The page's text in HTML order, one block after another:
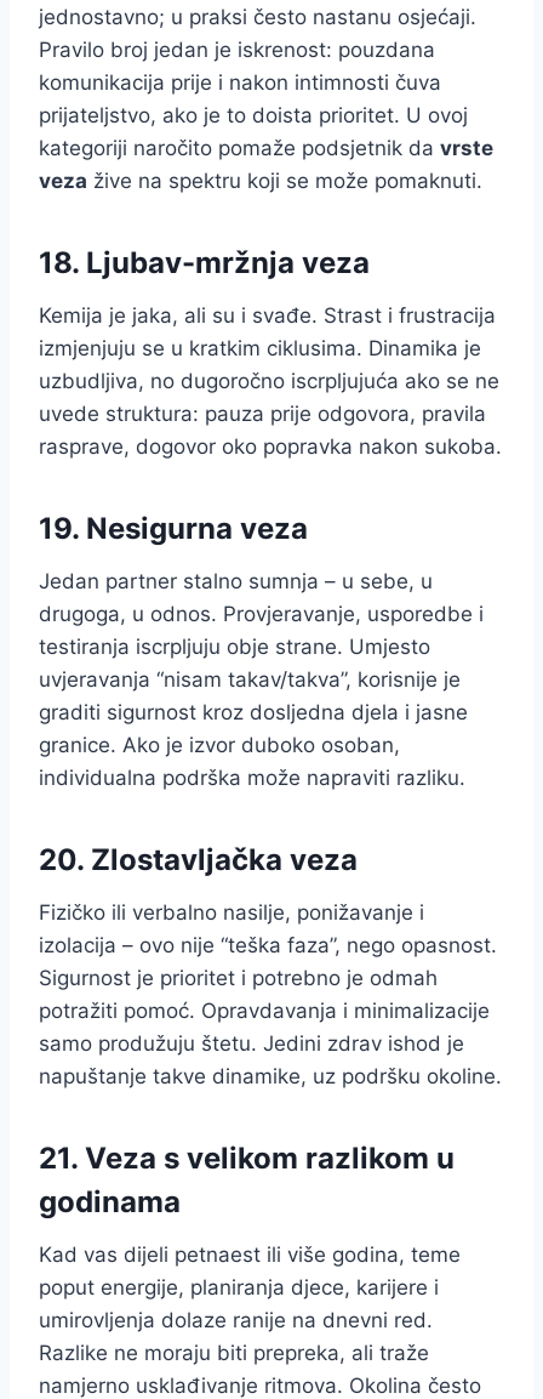
jednostavno; u praksi često nastanu osjećaji.
Pravilo broj jedan je iskrenost: pouzdana
komunikacija prije i nakon intimnosti čuva
prijateljstvo, ako je to doista prioritet. U ovoj
kategoriji naročito pomaže podsjetnik da vrste
veza žive na spektru koji se može pomaknuti.
18. Ljubav-mržnja veza
Kemija je jaka, ali su i svađe. Strast i frustracija
izmjenjuju se u kratkim ciklusima. Dinamika je
uzbudljiva, no dugoročno iscrpljujuća ako se ne
uvede struktura: pauza prije odgovora, pravila
rasprave, dogovor oko popravka nakon sukoba.
19. Nesigurna veza
Jedan partner stalno sumnja – u sebe, u
drugoga, u odnos. Provjeravanje, usporedbe i
testiranja iscrpljuju obje strane. Umjesto
uvjeravanja “nisam takav/takva”, korisnije je
graditi sigurnost kroz dosljedna djela i jasne
granice. Ako je izvor duboko osoban,
individualna podrška može napraviti razliku.
20. Zlostavljačka veza
Fizičko ili verbalno nasilje, ponižavanje i
izolacija – ovo nije “teška faza”, nego opasnost.
Sigurnost je prioritet i potrebno je odmah
potražiti pomoć. Opravdavanja i minimalizacije
samo produžuju štetu. Jedini zdrav ishod je
napuštanje takve dinamike, uz podršku okoline.
21. Veza s velikom razlikom u
godinama
Kad vas dijeli petnaest ili više godina, teme
poput energije, planiranja djece, karijere i
umirovljenja dolaze ranije na dnevni red.
Razlike ne moraju biti prepreka, ali traže
namjerno usklađivanje ritmova. Okolina često